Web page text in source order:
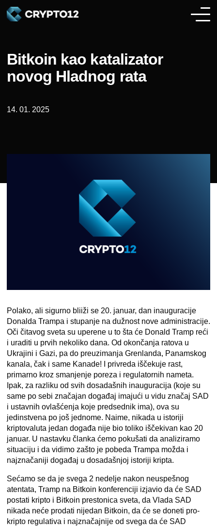
Bitkoin kao katalizator
novog Hladnog rata
14. 01. 2025
Polako, ali sigurno bliiži se 20. januar, dan inauguracije
Donalda Trampa i stupanje na dužnost nove administracije.
Oči čitavog sveta su uperene u to šta će Donald Tramp reći
i uraditi u prvih nekoliko dana. Od okončanja ratova u
Ukrajini i Gazi, pa do preuzimanja Grenlanda, Panamskog
kanala, čak i same Kanade! I privreda iščekuje rast,
primarno kroz smanjenje poreza i regulatornih nameta.
Ipak, za razliku od svih dosadašnih inauguracija (koje su
same po sebi značajan događaj imajući u vidu značaj SAD
i ustavnih ovlašćenja koje predsednik ima), ova su
jedinstvena po još jednome. Naime, nikada u istoriji
kriptovaluta jedan događa nije bio toliko iščekivan kao 20
januar. U nastavku članka ćemo pokušati da analiziramo
situaciju i da vidimo zašto je pobeda Trampa možda i
najznačaniji događaj u dosadašnjoj istoriji kripta.
Sećamo se da je svega 2 nedelje nakon neuspešnog
atentata, Tramp na Bitkoin konferenciji izjavio da će SAD
postati kripto i Bitkoin prestonica sveta, da Vlada SAD
nikada neće prodati nijedan Bitkoin, da će se doneti pro-
kripto regulativa i najznačajnije od svega da će SAD